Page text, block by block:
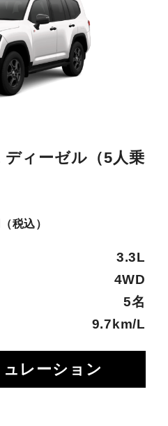
ィーゼル（5人乗
（税込）
3.3L
4WD
5名
9.7km/L
レーション